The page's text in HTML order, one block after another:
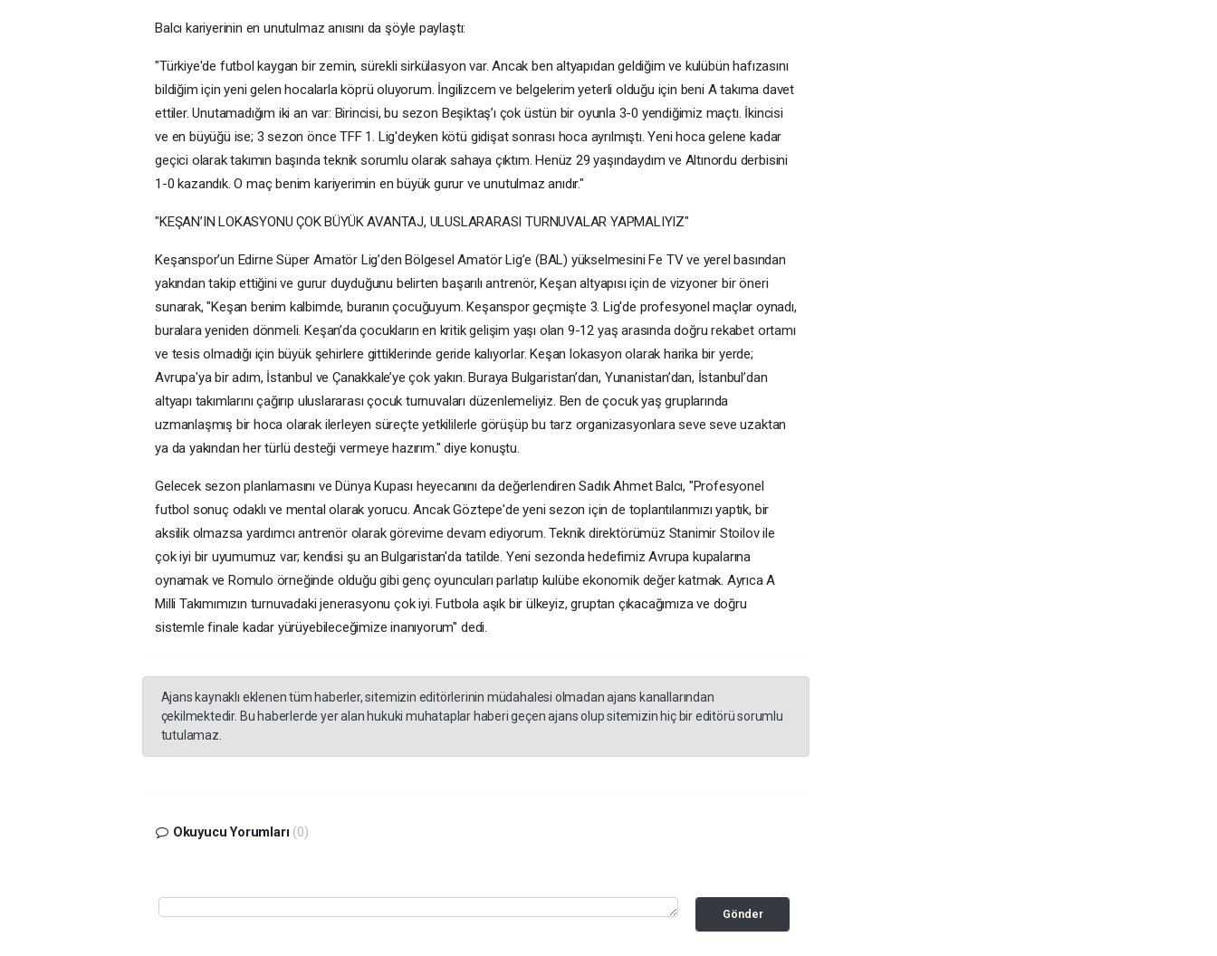
Balcı kariyerinin en unutulmaz anısını da şöyle paylaştı:
"Türkiye'de futbol kaygan bir zemin, sürekli sirkülasyon var. Ancak ben altyapıdan geldiğim ve kulübün hafızasını
bildiğim için yeni gelen hocalarla köprü oluyorum. İngilizcem ve belgelerim yeterli olduğu için beni A takıma davet
ettiler. Unutamadığım iki an var: Birincisi, bu sezon Beşiktaş’ı çok üstün bir oyunla 3-0 yendiğimiz maçtı. İkincisi
ve en büyüğü ise; 3 sezon önce TFF 1. Lig'deyken kötü gidişat sonrası hoca ayrılmıştı. Yeni hoca gelene kadar
geçici olarak takımın başında teknik sorumlu olarak sahaya çıktım. Henüz 29 yaşındaydım ve Altınordu derbisini
1-0 kazandık. O maç benim kariyerimin en büyük gurur ve unutulmaz anıdır."
"KEŞAN’IN LOKASYONU ÇOK BÜYÜK AVANTAJ, ULUSLARARASI TURNUVALAR YAPMALIYIZ"
Keşanspor’un Edirne Süper Amatör Lig’den Bölgesel Amatör Lig’e (BAL) yükselmesini Fe TV ve yerel basından
yakından takip ettiğini ve gurur duyduğunu belirten başarılı antrenör, Keşan altyapısı için de vizyoner bir öneri
sunarak, "Keşan benim kalbimde, buranın çocuğuyum. Keşanspor geçmişte 3. Lig'de profesyonel maçlar oynadı,
buralara yeniden dönmeli. Keşan’da çocukların en kritik gelişim yaşı olan 9-12 yaş arasında doğru rekabet ortamı
ve tesis olmadığı için büyük şehirlere gittiklerinde geride kalıyorlar. Keşan lokasyon olarak harika bir yerde;
Avrupa'ya bir adım, İstanbul ve Çanakkale’ye çok yakın. Buraya Bulgaristan’dan, Yunanistan’dan, İstanbul’dan
altyapı takımlarını çağırıp uluslararası çocuk turnuvaları düzenlemeliyiz. Ben de çocuk yaş gruplarında
uzmanlaşmış bir hoca olarak ilerleyen süreçte yetkililerle görüşüp bu tarz organizasyonlara seve seve uzaktan
ya da yakından her türlü desteği vermeye hazırım." diye konuştu.
Gelecek sezon planlamasını ve Dünya Kupası heyecanını da değerlendiren Sadık Ahmet Balcı, "Profesyonel
futbol sonuç odaklı ve mental olarak yorucu. Ancak Göztepe'de yeni sezon için de toplantılarımızı yaptık, bir
aksilik olmazsa yardımcı antrenör olarak görevime devam ediyorum. Teknik direktörümüz Stanimir Stoilov ile
çok iyi bir uyumumuz var; kendisi şu an Bulgaristan'da tatilde. Yeni sezonda hedefimiz Avrupa kupalarına
oynamak ve Romulo örneğinde olduğu gibi genç oyuncuları parlatıp kulübe ekonomik değer katmak. Ayrıca A
Milli Takımımızın turnuvadaki jenerasyonu çok iyi. Futbola aşık bir ülkeyiz, gruptan çıkacağımıza ve doğru
sistemle finale kadar yürüyebileceğimize inanıyorum" dedi.
Ajans kaynaklı eklenen tüm haberler, sitemizin editörlerinin müdahalesi olmadan ajans kanallarından
çekilmektedir. Bu haberlerde yer alan hukuki muhataplar haberi geçen ajans olup sitemizin hiç bir editörü sorumlu
tutulamaz.
Okuyucu Yorumları (0)
Gönder